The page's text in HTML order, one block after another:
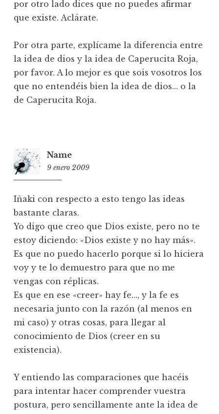
por otro lado dices que no puedes afirmar
que existe. Aclárate.
Por otra parte, explícame la diferencia entre
la idea de dios y la idea de Caperucita Roja,
por favor. A lo mejor es que sois vosotros los
que no entendéis bien la idea de dios… o la
de Caperucita Roja.
Name
9 enero 2009
Iñaki con respecto a esto tengo las ideas
bastante claras.
Yo digo que creo que Dios existe, pero no te
estoy diciendo: «Dios existe y no hay más».
Es que no puedo hacerlo porque si lo hiciera
voy y te lo demuestro para que no me
vengas con réplicas.
Es que en ese «creer» hay fe…, y la fe es
necesaria junto con la razón (al menos en
mi caso) y otras cosas, para llegar al
conocimiento de Dios (creer en su
existencia).
Y entiendo las comparaciones que hacéis
para intentar hacer comprender vuestra
postura, pero sencillamente ante la idea de